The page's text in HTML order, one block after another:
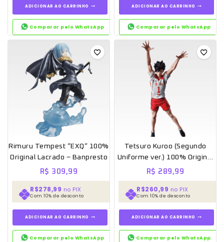
ADICIONAR AO CARRINHO
Comparar pelo WhatsApp
ADICIONAR AO CARRINHO
Comparar pelo WhatsApp
Rimuru Tempest “EXQ” 100%
Original Lacrado – Banpresto
R$ 309,99
R$278,99 no PIX
Com 10% de desconto
ADICIONAR AO CARRINHO
Comparar pelo WhatsApp
Tetsuro Kuroo (Segundo
Uniforme ver.) 100% Original
Lacrado – Banpresto
R$ 289,99
R$260,99 no PIX
Com 10% de desconto
ADICIONAR AO CARRINHO
Comparar pelo WhatsApp